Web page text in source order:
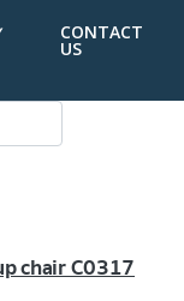
CONTACT
US
chair C0317